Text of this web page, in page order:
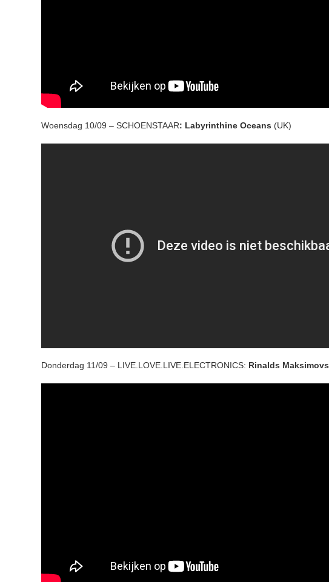
Woensdag 10/09 – SCHOENSTAAR: Labyrinthine Oceans (UK)
Donderdag 11/09 – LIVE.LOVE.LIVE.ELECTRONICS: Rinalds Maksimovs